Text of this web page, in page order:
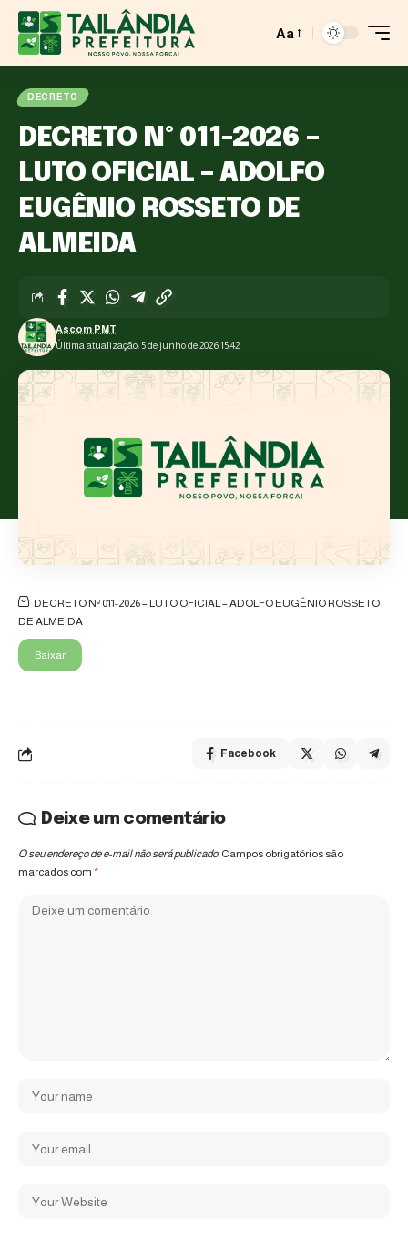
Aa
DECRETO
DECRETO Nº 011-2026 –
LUTO OFICIAL – ADOLFO
EUGÊNIO ROSSETO DE
ALMEIDA
Última atualização: 5 de junho de 2026 15:42
Ascom PMT
DECRETO Nº 011-2026 – LUTO OFICIAL – ADOLFO EUGÊNIO ROSSETO
DE ALMEIDA
Baixar
Facebook
Deixe um comentário
O seu endereço de e-mail não será publicado. Campos obrigatórios são
marcados com *